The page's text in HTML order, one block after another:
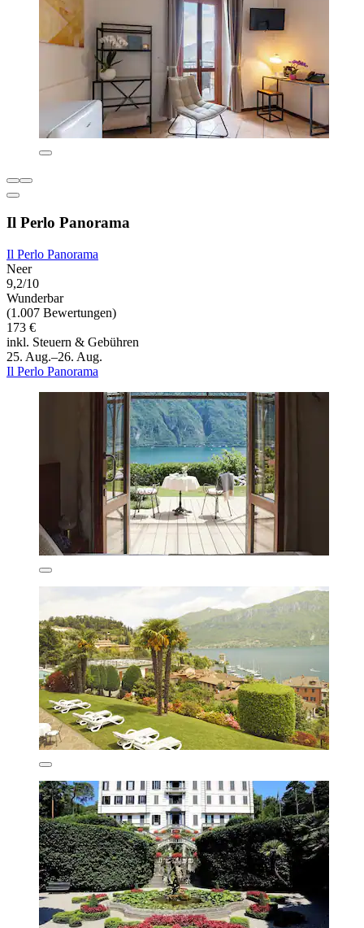
Il Perlo Panorama
Il Perlo Panorama
Neer
9,2/10
Wunderbar
(1.007 Bewertungen)
173 €
inkl. Steuern & Gebühren
25. Aug.–26. Aug.
Il Perlo Panorama